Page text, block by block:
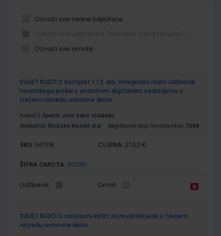
Označi sve radne bilježnice
Označi sve omote
proizvodi
SVIJET RIJEČI 3; komplet 1. I 2. dio, integrirani radni udžbenik
hrvatskoga jezika s dodatnim digitalnim sadržajima u
trećem razredu osnovne škole
Autor(i): Španić Jurić Zokić Vladušić
Nakladnik: ŠKOLSKA KNJIGA d.d. Registarski broj ministarstva: 7088
SKU: 567119 CIJENA: 27,02 €
ŠIFRA OMOTA: 500161
Udžbenik Omot
SVIJET RIJEČI 3; nastavni listići za hrvatski jezik u trećem
razredu osnovne škole